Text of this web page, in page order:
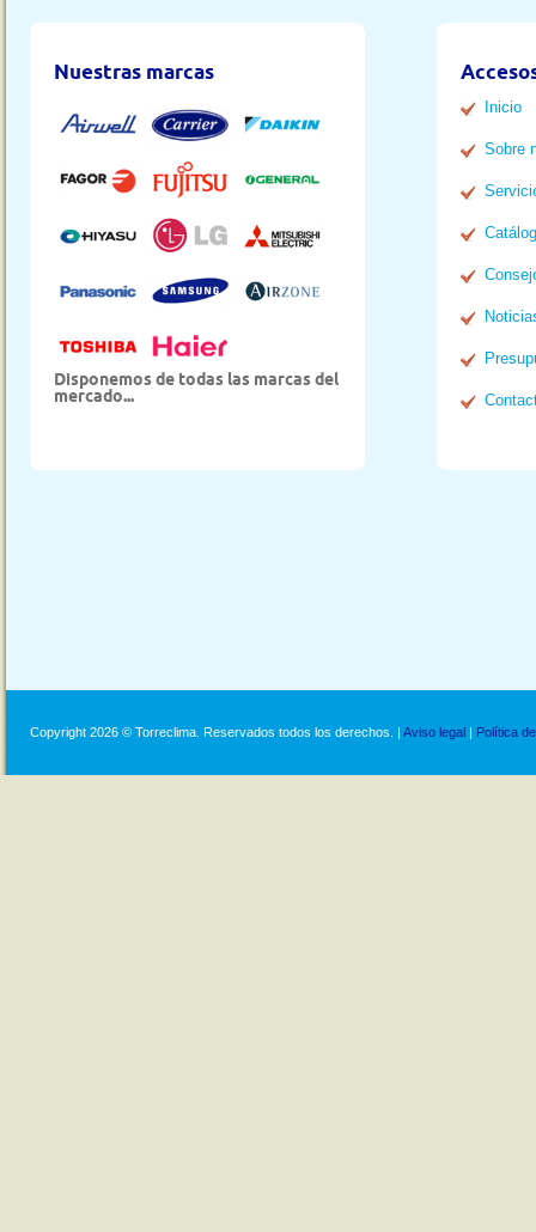
Nuestras marcas
Disponemos de todas las marcas del
mercado...
Inicio
Sobre
Copyright 2026 © Torreclima. Reservados todos los derechos. | Aviso legal Política